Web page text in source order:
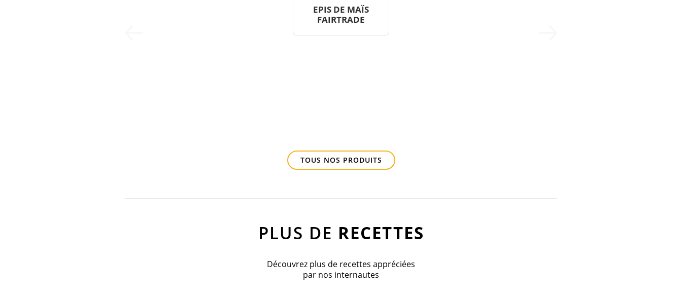
EPIS DE MAÏS
FAIRTRADE
TOUS NOS PRODUITS
PLUS DE RECETTES
Découvrez plus de recettes appréciées
par nos internautes